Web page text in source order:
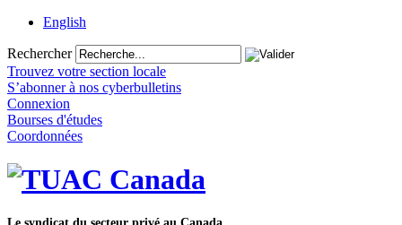
English
Rechercher
Trouvez votre section locale
S’abonner à nos cyberbulletins
Connexion
Bourses d'études
Coordonnées